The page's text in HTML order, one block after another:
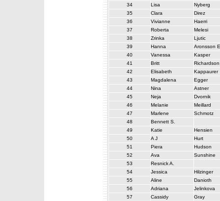
34
Lisa
Nyberg
35
Clara
Direz
36
Vivianne
Haerri
37
Roberta
Melesi
38
Zrinka
Ljutic
39
Hanna
Aronsson
40
Vanessa
Kasper
41
Britt
Richardson
42
Elisabeth
Kappaurer
43
Magdalena
Egger
44
Nina
Astner
45
Neja
Dvornik
46
Melanie
Meillard
47
Marlene
Schmotz
48
Bennett S.
49
Katie
Hensien
50
A J
Hurt
51
Piera
Hudson
52
Ava
Sunshine
53
Resnick A.
54
Jessica
Hilzinger
55
Aline
Danioth
56
Adriana
Jelinkova
57
Cassidy
Gray